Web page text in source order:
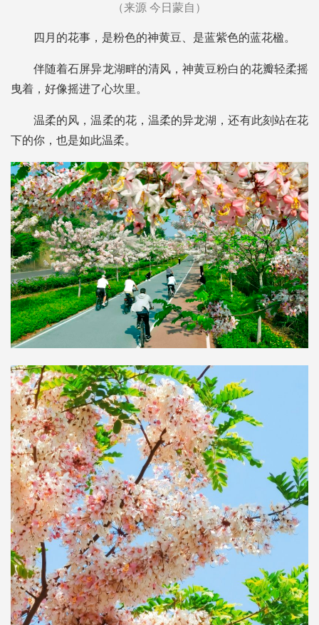
（来源 今日蒙自）
四月的花事，是粉色的神黄豆、是蓝紫色的蓝花楹。
伴随着石屏异龙湖畔的清风，神黄豆粉白的花瓣轻柔摇
曳着，好像摇进了心坎里。
温柔的风，温柔的花，温柔的异龙湖，还有此刻站在花
下的你，也是如此温柔。